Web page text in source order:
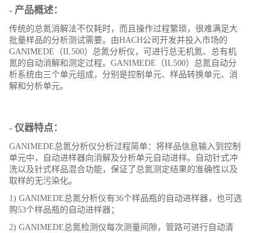
- 产品概述：
传统的总氮消解法不仅耗时，而且操作过程繁琐，很难满足大
批量样品的分析测试需要。由HACH公司开发并投入市场的
GANIMEDE（IL500）总氮分析仪，可进行总无机氮、总有机
氮的自动消解和测定过程。GANIMEDE（IL500）总氮自动分
析系统由三个单元组成，分别是控制单元、样品转换单元、消
解和分析单元。
- 仪器特点：
GANIMEDE总氮分析仪分析过程简单：将样品信息输入到控制
单元中，自动进样器向消解及分析单元自动进样。自动针式冲
洗以及针式样品混合功能，保证了总氮测定结果的准确性以及
取样的无污染化。
1) GANIMEDE总氮分析仪有36个样品瓶的自动进样器，也可选
购53个样品瓶的自动进样器；
2) GANIMEDE总氮检测仪每次测量间隙，管路可进行自动清